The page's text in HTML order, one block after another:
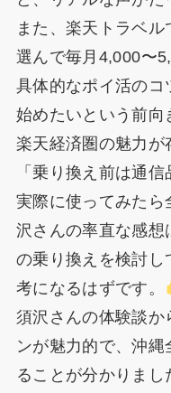
また、楽天トラベ
選んで毎月4,000〜
具体的なポイ活のコ
始めたいという前向
楽天経済圏の魅力が
「乗り換え前は通
実際に使ってみたら
沢さんの率直な感想
の乗り換えを検討し
考になるはずです。
須沢さんの体験談か
ンが魅力的で、沖
ることが分かりま